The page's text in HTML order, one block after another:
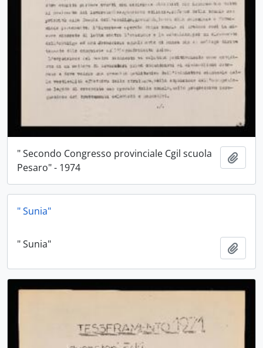
" Secondo Congresso provinciale Cgil scuola
Pesaro" - 1974
" Sunia"
" Sunia"